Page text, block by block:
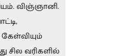
விஞ்ஞானி.
சில வரிகளில்